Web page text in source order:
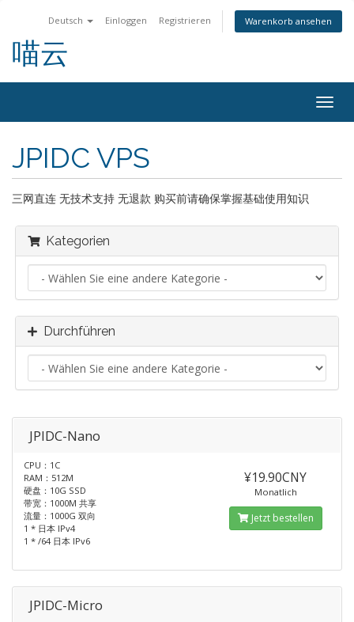
Deutsch Einloggen Registrieren Warenkorb ansehen
喵云
ein-/
JPIDC VPS
三网直连 无技术支持 无退款 购买前请确保掌握基础使用知识
Kategorien
Durchführen
JPIDC-Nano
CPU：1C
RAM：512M
硬盘：10G SSD
带宽：1000M 共享
流量：1000G 双向
1 * 日本 IPv4
1 * /64 日本 IPv6
¥19.90CNY
Monatlich
Jetzt bestellen
JPIDC-Micro